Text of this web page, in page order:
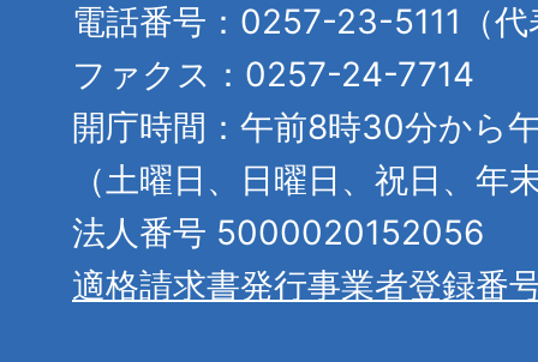
電話番号：0257-23-5111（代
ファクス：0257-24-7714
開庁時間：午前8時30分から
（土曜日、日曜日、祝日、年
法人番号 5000020152056
適格請求書発行事業者登録番